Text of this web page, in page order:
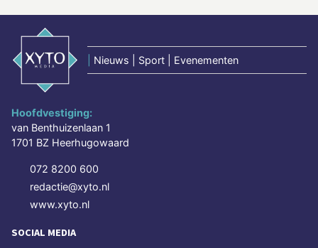
Nieuws | Sport | Evenementen
Hoofdvestiging:
van Benthuizenlaan 1
1701 BZ Heerhugowaard
072 8200 600
redactie@xyto.nl
www.xyto.nl
SOCIAL MEDIA